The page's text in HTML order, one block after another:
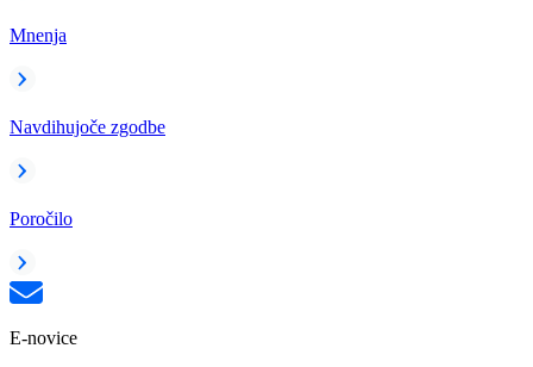
Mnenja
Navdihujoče zgodbe
Poročilo
E-novice